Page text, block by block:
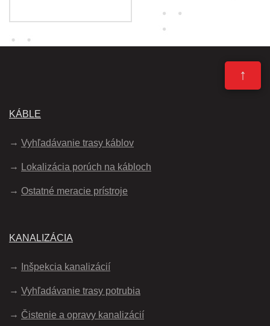
↑
KÁBLE
Vyhľadávanie trasy káblov
Lokalizácia porúch na kábloch
Ostatné meracie prístroje
KANALIZÁCIA
Inšpekcia kanalizácií
Vyhľadávanie trasy potrubia
Čistenie a opravy kanalizácií